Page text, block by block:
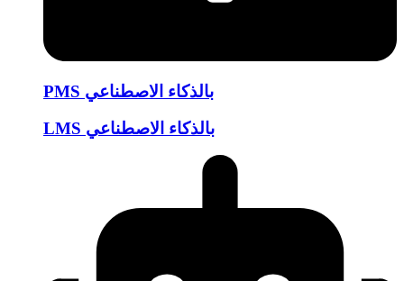
PMS بالذكاء الاصطناعي
LMS بالذكاء الاصطناعي